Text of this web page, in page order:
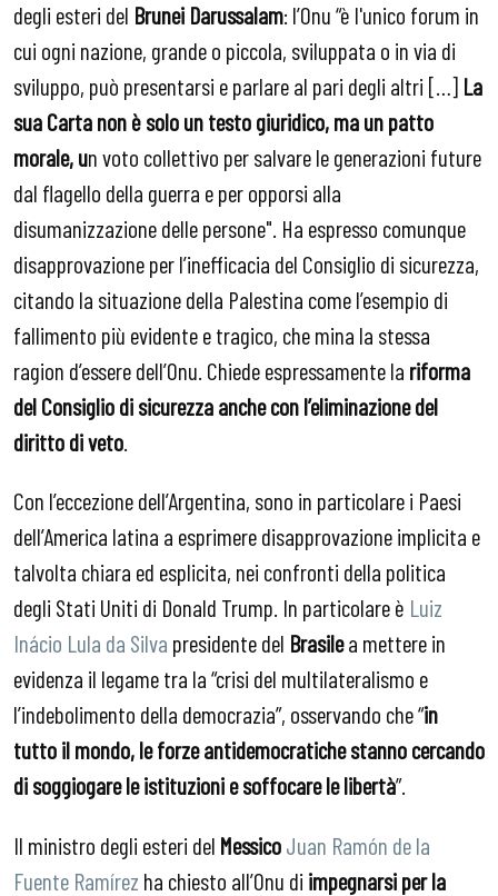
degli esteri del Brunei Darussalam: l’Onu “è l'unico forum in
cui ogni nazione, grande o piccola, sviluppata o in via di
sviluppo, può presentarsi e parlare al pari degli altri […] La
sua Carta non è solo un testo giuridico, ma un patto
morale, un voto collettivo per salvare le generazioni future
dal flagello della guerra e per opporsi alla
disumanizzazione delle persone". Ha espresso comunque
disapprovazione per l’inefficacia del Consiglio di sicurezza,
citando la situazione della Palestina come l’esempio di
fallimento più evidente e tragico, che mina la stessa
ragion d’essere dell’Onu. Chiede espressamente la riforma
del Consiglio di sicurezza anche con l’eliminazione del
diritto di veto
Con l’eccezione dell’Argentina, sono in particolare i Paesi
dell’America latina a esprimere disapprovazione implicita e
talvolta chiara ed esplicita, nei confronti della politica
degli Stati Uniti di Donald Trump. In particolare è Luiz
Inácio Lula da Silva presidente del Brasilea mettere in
evidenza il legame tra la “crisi del multilateralismo e
l’indebolimento della democrazia”, osservando che “in
tutto il mondo, le forze antidemocratiche stanno cercando
di soggiogare le istituzioni e soffocare le libertà”.
Il ministro degli esteri del MessicoJuan Ramón de la
Fuente Ramírez ha chiesto all’Onu di impegnarsi per la